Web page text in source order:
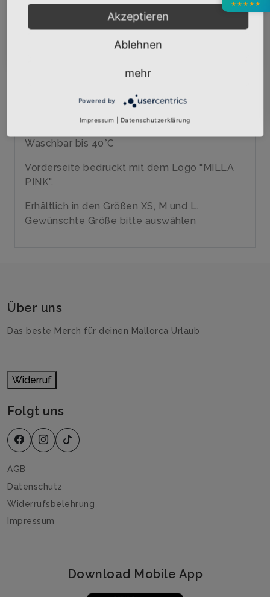
BESCHREIBUNG INFOS BEWERTUNGEN
100% Polyester
Tiefe Armausschnitte
Waschbar bis 40°C
Vorderseite bedruckt mit dem Logo "MILLA
PINK".
Erhältlich in den Größen XS, M und L.
Gewünschte Größe bitte auswählen
Über uns
Das beste Merch für deinen Mallorca Urlaub
Widerruf
Folgt uns
AGB
Datenschutz
Widerrufsbelehrung
Impressum
Download Mobile App
Abonnieren
★★★★★
Akzeptieren
Ablehnen
mehr
Powered by
Impressum Datenschutzerklärung